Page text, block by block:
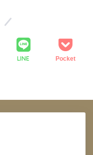
LINE Pocket